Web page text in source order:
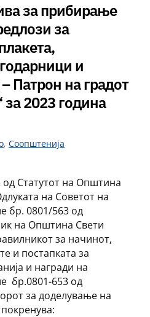
за прибирање
за
и
Патрон на градот
за 2023 година
, Соопштенија
Статутот на Општина
на Советот на
бр. 0801/563 од
на Општина Свети
за начинот,
и постапката за
и награди на
бр.0801-653 од
за доделување на